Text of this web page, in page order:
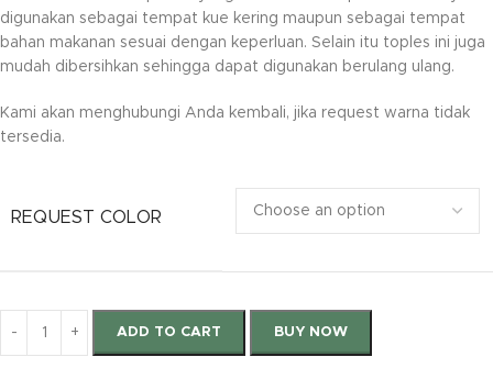
digunakan sebagai tempat kue kering maupun sebagai tempat
bahan makanan sesuai dengan keperluan. Selain itu toples ini juga
mudah dibersihkan sehingga dapat digunakan berulang ulang.
Kami akan menghubungi Anda kembali, jika request warna tidak
tersedia.
REQUEST COLOR
ADD TO CART BUY NOW